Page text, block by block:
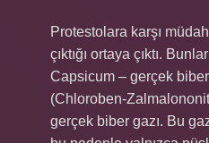
Protestolara karşı
çıktığı ortaya çıktı.
Capsicum – gerçek
(Chloroben-
gerçek biber gazı. Bu